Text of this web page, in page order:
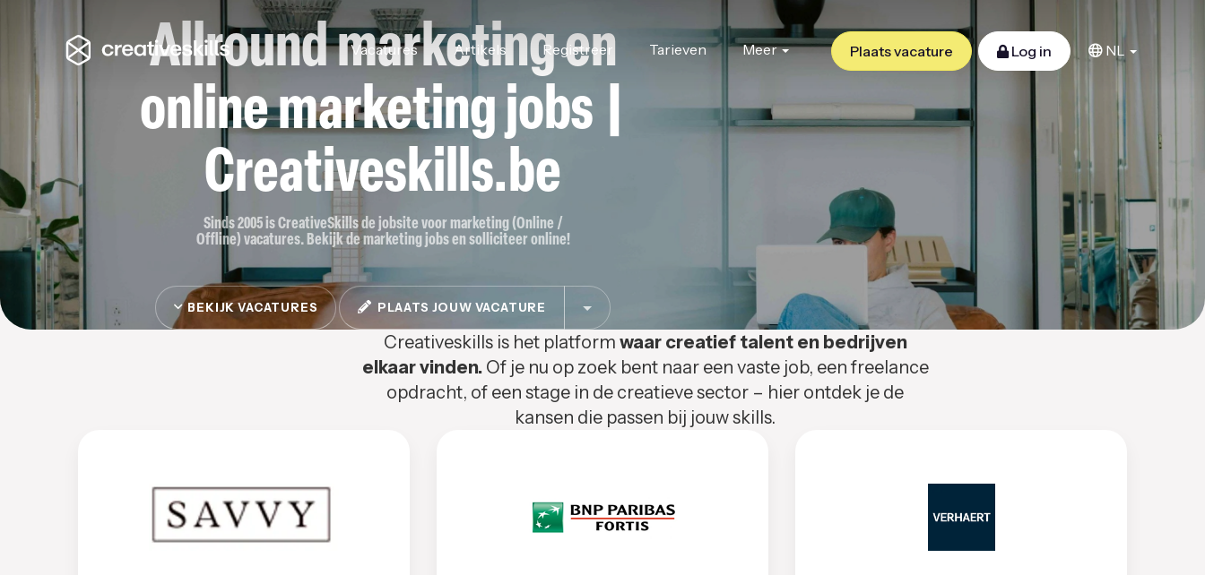
Vacatures Artikels Registreer Tarieven Meer Plaats vacature Log in NL
Allround marketing en
online marketing jobs |
Creativeskills.be
Sinds 2005 is CreativeSkills de jobsite voor marketing (Online /
Offline) vacatures. Bekijk de marketing jobs en solliciteer online!
BEKIJK VACATURES PLAATS JOUW VACATURE
Creativeskills is het platform waar creatief talent en bedrijven
elkaar vinden. Of je nu op zoek bent naar een vaste job, een freelance
opdracht, of een stage in de creatieve sector – hier ontdek je de
kansen die passen bij jouw skills.